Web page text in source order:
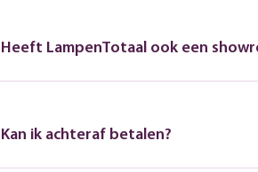
Heeft LampenTotaal ook een
Kan ik achteraf betalen?